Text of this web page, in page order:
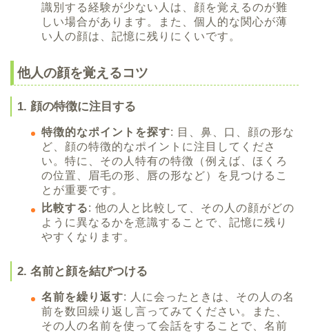
識別する経験が少ない人は、顔を覚えるのが難
しい場合があります。また、個人的な関心が薄
い人の顔は、記憶に残りにくいです。
他人の顔を覚えるコツ
1. 顔の特徴に注目する
特徴的なポイントを探す: 目、鼻、口、顔の形な
ど、顔の特徴的なポイントに注目してくださ
い。特に、その人特有の特徴（例えば、ほくろ
の位置、眉毛の形、唇の形など）を見つけるこ
とが重要です。
比較する: 他の人と比較して、その人の顔がどの
ように異なるかを意識することで、記憶に残り
やすくなります。
2. 名前と顔を結びつける
名前を繰り返す: 人に会ったときは、その人の名
前を数回繰り返し言ってみてください。また、
その人の名前を使って会話をすることで、名前